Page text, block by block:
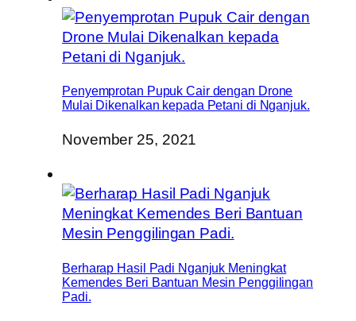
Penyemprotan Pupuk Cair dengan Drone
Mulai Dikenalkan kepada Petani di Nganjuk.
November 25, 2021
Berharap Hasil Padi Nganjuk Meningkat
Kemendes Beri Bantuan Mesin Penggilingan
Padi.